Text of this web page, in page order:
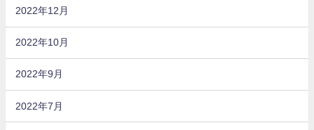
2022年12月
2022年10月
2022年9月
2022年7月